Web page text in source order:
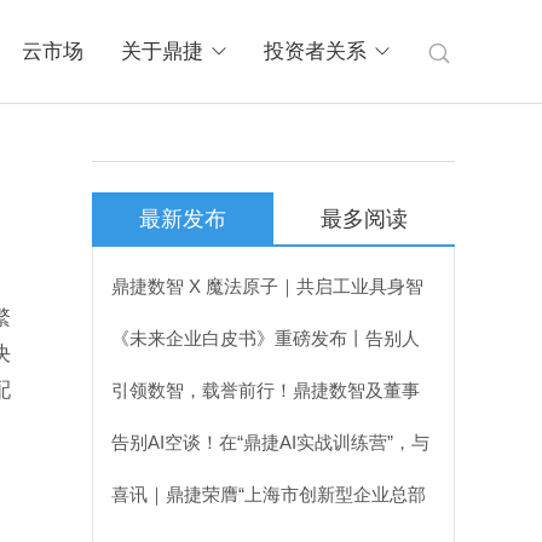
云市场 关于鼎捷 投资者关系
最新发布 最多阅读
鼎捷数智 X 魔法原子｜共启工业具身智
能新篇章
《未来企业白皮书》重磅发布丨告别人
力驱动，企业迈入系统自驱运行新时
引领数智，载誉前行！鼎捷数智及董事
长叶子祯喜获新财富双项大奖
告别AI空谈！在“鼎捷AI实战训练营”，与
企业高管一起锁定可落地路径
喜讯｜鼎捷荣膺“上海市创新型企业总部